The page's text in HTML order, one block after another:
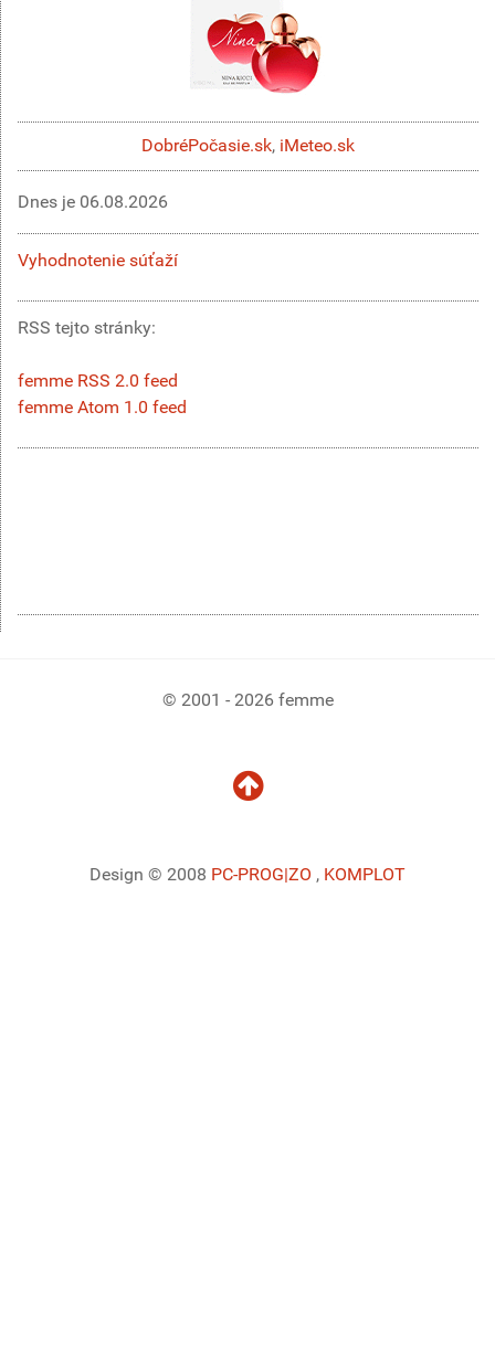
DobréPočasie.sk, iMeteo.sk
Dnes je 06.08.2026
Vyhodnotenie súťaží
RSS tejto stránky:
femme RSS 2.0 feed
femme Atom 1.0 feed
© 2001 - 2026 femme
Design © 2008 PC-PROG|ZO , KOMPLOT